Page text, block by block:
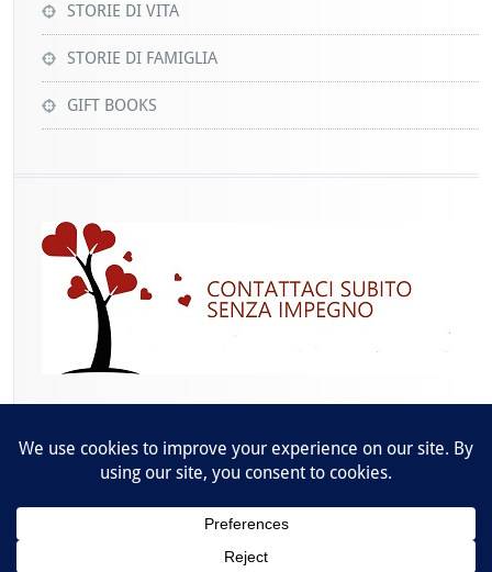
STORIE DI VITA
STORIE DI FAMIGLIA
GIFT BOOKS
Raccontandosi -
- P.IVA: 09367600963 -
Cookies Policy-Privacy Policy